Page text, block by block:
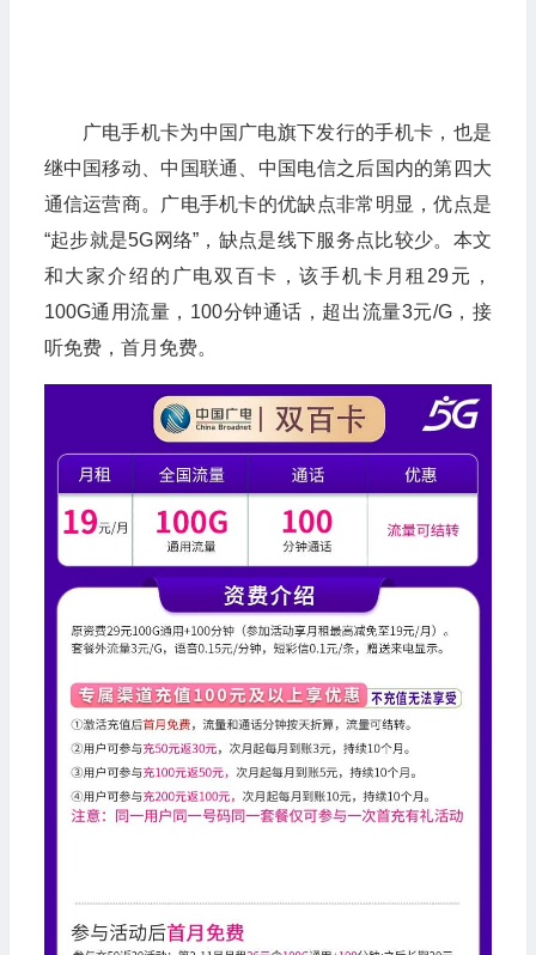
广电手机卡为中国广电旗下发行的手机卡，也是
继中国移动、中国联通、中国电信之后国内的第四大
通信运营商。广电手机卡的优缺点非常明显，优点是
“起步就是5G网络”，缺点是线下服务点比较少。本文
和大家介绍的广电双百卡，该手机卡月租29元，
100G通用流量，100分钟通话，超出流量3元/G，接
听免费，首月免费。